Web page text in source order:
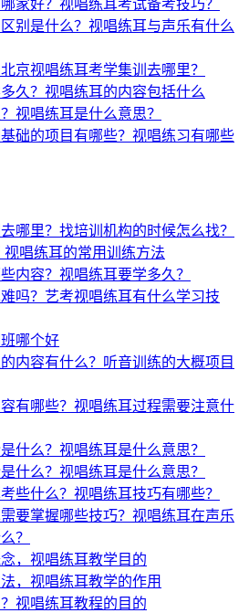
家好？视唱练耳考试备考技巧？
别是什么？视唱练耳与声乐有什么
京视唱练耳考学集训去哪里？
久？视唱练耳的内容包括什么
视唱练耳是什么意思？
础的项目有哪些？视唱练习有哪些
哪里？找培训机构的时候怎么找？
唱练耳的常用训练方法
内容？视唱练耳要学多久？
吗？艺考视唱练耳有什么学习技
哪个好
内容有什么？听音训练的大概项目
有哪些？视唱练耳过程需要注意什
什么？视唱练耳是什么意思？
什么？视唱练耳是什么意思？
些什么？视唱练耳技巧有哪些？
要掌握哪些技巧？视唱练耳在声乐
？
，视唱练耳教学目的
，视唱练耳教学的作用
视唱练耳教程的目的